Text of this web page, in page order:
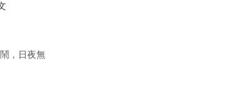
，日夜無